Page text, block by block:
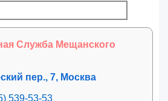
Служба Мещанского
пер., 7, Москва
539-53-53